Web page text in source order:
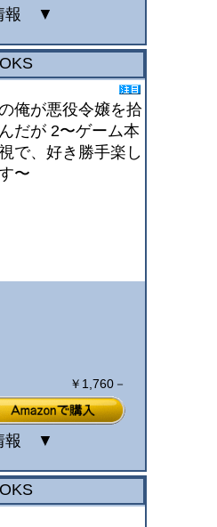
報 ▼
俺が悪役令嬢を拾
だが 2〜ゲーム本
で、好き勝手楽し
〜
￥1,760－
報 ▼